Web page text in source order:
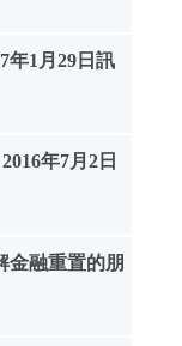
年1月29日訊
年7月2日
金融重置的朋